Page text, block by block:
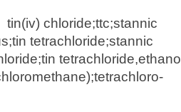
tin(iv) chloride;ttc;stannic
tetrachloride;stannic
tetrachloride,ethanol